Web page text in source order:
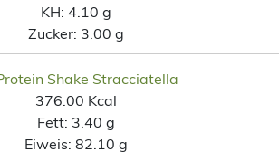
KH: 4.10 g
Zucker: 3.00 g
Shake Stracciatella
376.00 Kcal
Fett: 3.40 g
Eiweis: 82.10 g